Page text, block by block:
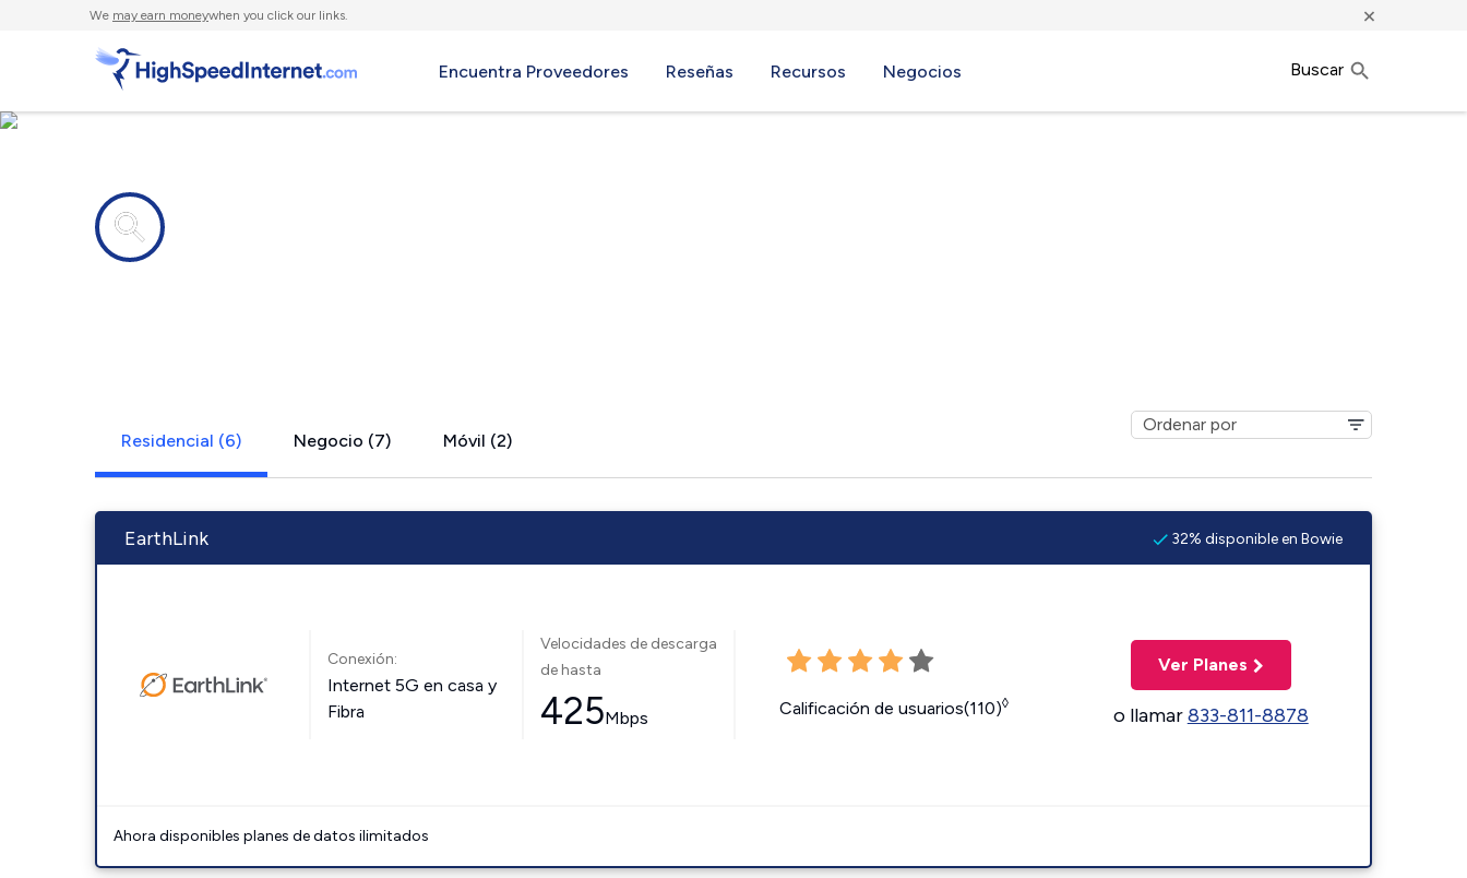
We may earn moneywhen you click our links. ×
Encuentra Proveedores Reseñas Recursos Negocios Buscar
Residencial (6) Negocio (7) Móvil (2)
EarthLink 32% disponible en Bowie
Conexión:
Internet 5G en casa y
Fibra
Velocidades de descarga
de hasta
425Mbps Calificación de usuarios(110)◊
Ver Planes
o llamar833-811-8878
Ahora disponibles planes de datos ilimitados